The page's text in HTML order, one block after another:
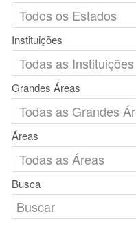
Instituições
Grandes Áreas
Áreas
Busca